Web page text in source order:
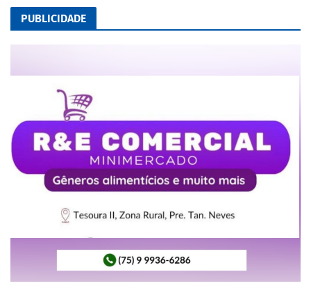
PUBLICIDADE